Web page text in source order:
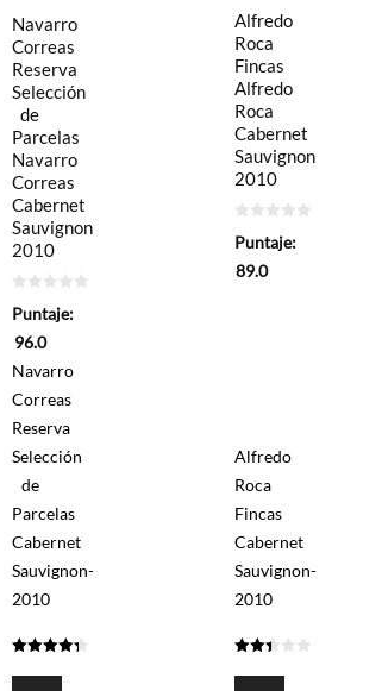
Navarro
Correas
Reserva
Selección
de
Parcelas
Navarro
Correas
Cabernet
Sauvignon
2010
de
Puntaje:
96.0
Navarro
Correas
Reserva
Selección
de
Parcelas
Cabernet
Sauvignon-
2010
Alfredo
Roca
Fincas
Alfredo
Roca
Cabernet
Sauvignon
2010
de
Puntaje:
89.0
Alfredo
Roca
Fincas
Cabernet
Sauvignon-
2010